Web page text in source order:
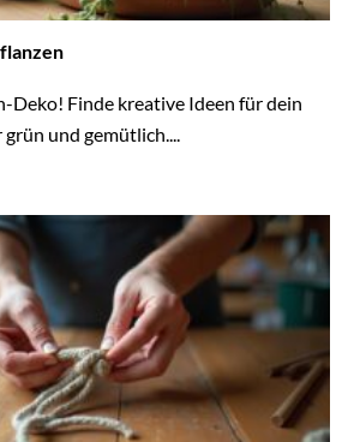
Deko! Finde kreative Ideen für dein
und gemütlich....